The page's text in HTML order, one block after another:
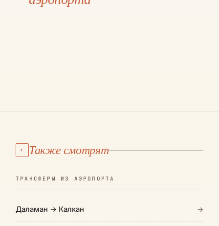
АЭРОПОРТ АНТАЛЬЯ
Фетхие
▸ Также смотрят
ТРАНСФЕРЫ ИЗ АЭРОПОРТА
Даламан → Калкан →